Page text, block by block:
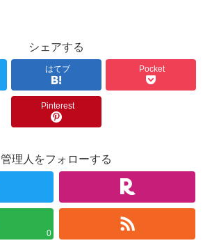
シェアする
はてブ Pocket
Pinterest
管理人をフォローする
0